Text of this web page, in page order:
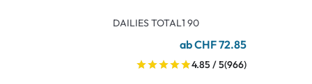
DAILIES TOTAL1 90
ab CHF 72.85
4.85 / 5(966)